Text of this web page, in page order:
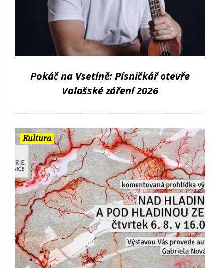
Pokáč na Vsetíně: Písničkář otevře
Valašské záření 2026
Kultura